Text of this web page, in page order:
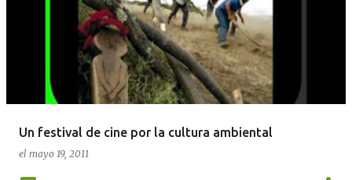
Un festival de cine por la cultura ambiental
el mayo 19, 2011